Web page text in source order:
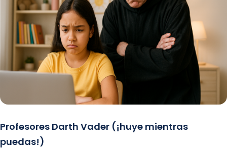
Profesores Darth Vader (¡huye mientras
puedas!)